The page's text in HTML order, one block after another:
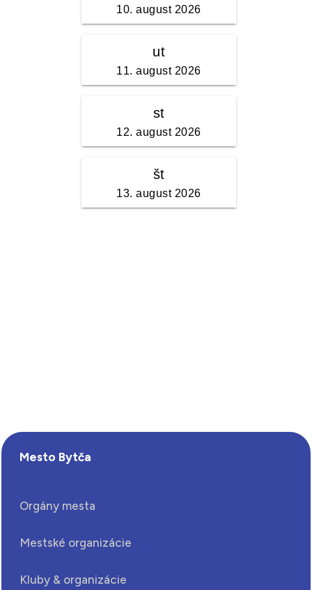
Mesto Bytča
Orgány mesta
Mestské organizácie
Kluby & organizácie